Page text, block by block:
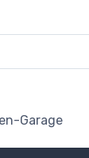
Garage